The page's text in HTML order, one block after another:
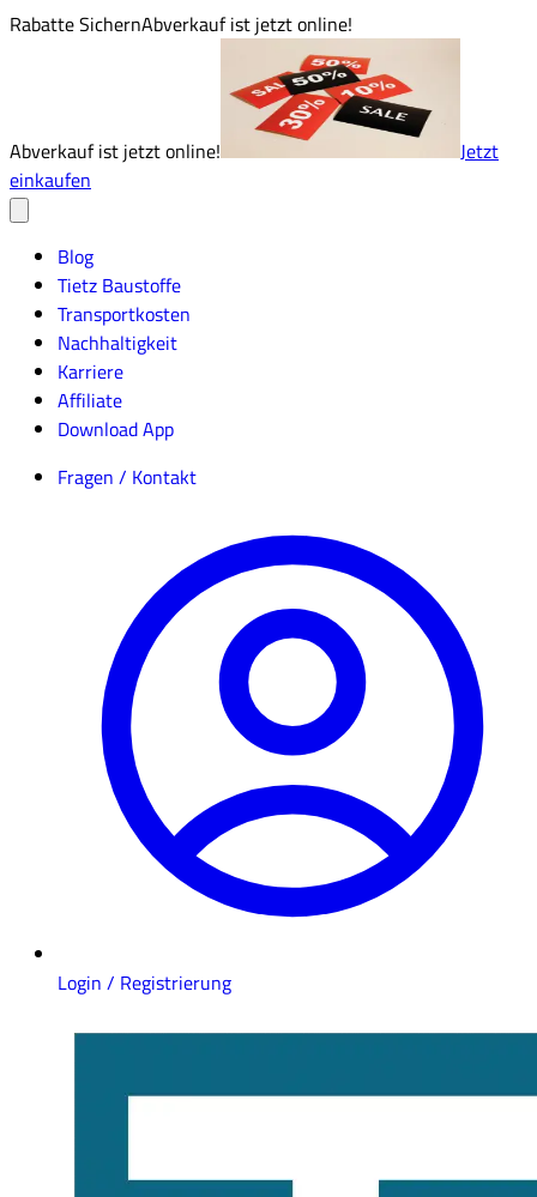
Rabatte SichernAbverkauf ist jetzt online!
Abverkauf ist jetzt online!
Jetzt
einkaufen
Blog
Tietz Baustoffe
Transportkosten
Nachhaltigkeit
Karriere
Affiliate
Download App
Fragen / Kontakt
Login / Registrierung